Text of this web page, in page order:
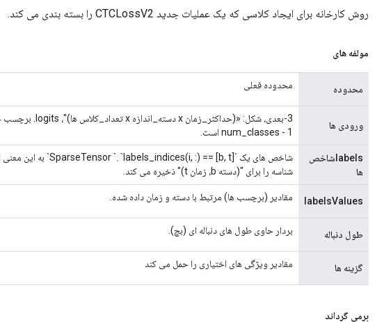
روش کارخانه برای ایجاد کلاسی که یک عملیات جدید CTCLossV2 را بسته بندی می کند.
مولفه های
محدوده محدوده فعلی
ورودی ها
num_classes - 1 است.
labelsشاخص
ها
شاخص های یک `SparseTensor
شناسه را برای "(دسته b، زمان t)" ذخیره می کند.
labelsValues مقادیر (برچسب ها) مرتبط با دسته و زمان داده شده.
طول دنباله بردار حاوی طول های دنباله ای (بچ).
گزینه ها مقادیر ویژگی های اختیاری را حمل می کند
برمی گرداند